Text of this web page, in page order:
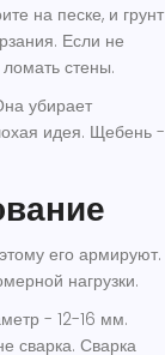
на песке, и грунт
Если не
стены.
убирает
идея. Щебень -
его армируют.
нагрузки.
- 12-16 мм.
сварка. Сварка